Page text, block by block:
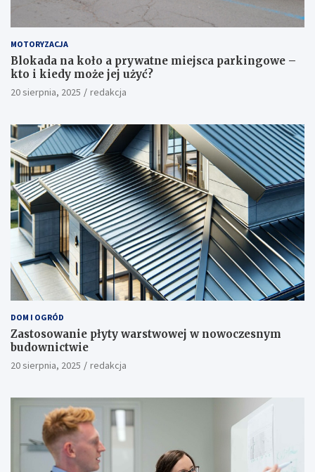
MOTORYZACJA
Blokada na koło a prywatne miejsca parkingowe –
kto i kiedy może jej użyć?
20 sierpnia, 2025 redakcja
DOM I OGRÓD
Zastosowanie płyty warstwowej w nowoczesnym
budownictwie
20 sierpnia, 2025 redakcja